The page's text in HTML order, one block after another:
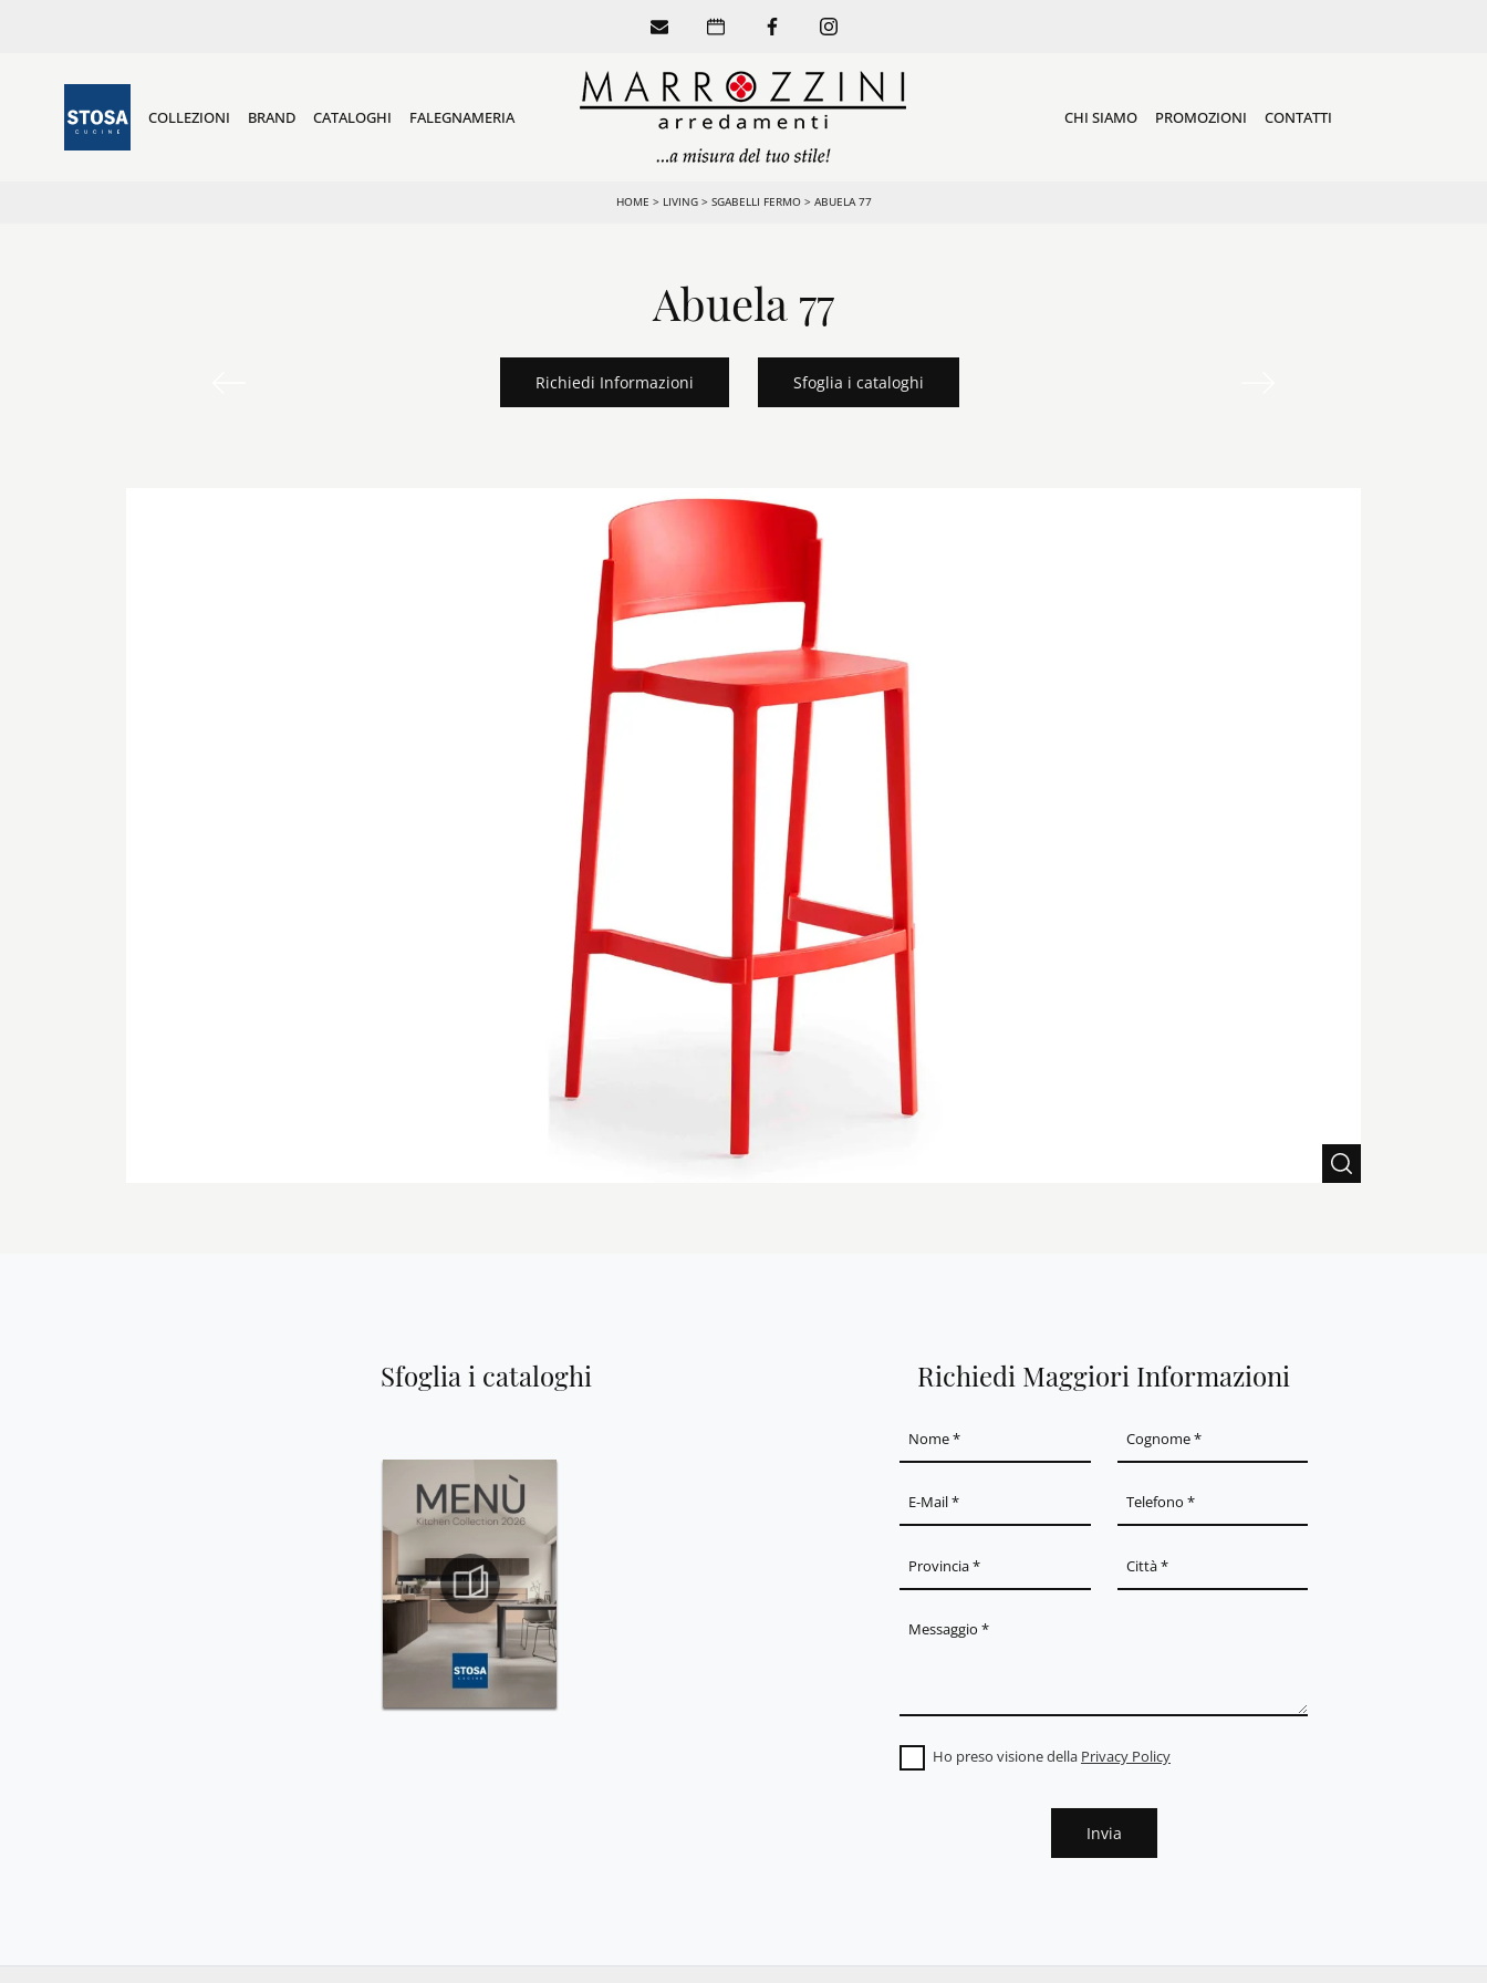
COLLEZIONI BRAND CATALOGHI FALEGNAMERIA CHI SIAMO PROMOZIONI CONTATTI
HOME > LIVING> SGABELLI FERMO > ABUELA 77
Abuela 77
Richiedi Informazioni Sfoglia i cataloghi
Sfoglia i cataloghi Richiedi Maggiori Informazioni
Ho preso visione della Privacy Policy
Invia